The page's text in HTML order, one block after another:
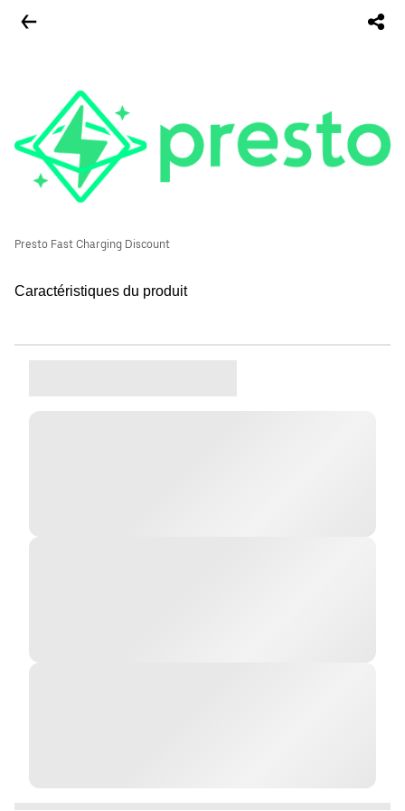
Presto Fast Charging Discount
Caractéristiques du produit